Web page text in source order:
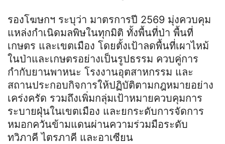
รองโฆษกฯ ระบุว่า มาตรการปี 2569 มุ่งควบคุม
แหล่งกำเนิดมลพิษในทุกมิติ ทั้งพื้นที่ป่า พื้นที่
เกษตร และเขตเมือง โดยตั้งเป้าลดพื้นที่เผาไหม้
ในป่าและเกษตรอย่างเป็นรูปธรรม ควบคู่การ
กำกับยานพาหนะ โรงงานอุตสาหกรรม และ
สถานประกอบกิจการให้ปฏิบัติตามกฎหมายอย่าง
เคร่งครัด รวมถึงเพิ่มกลุ่มเป้าหมายควบคุมการ
ระบายฝุ่นในเขตเมือง และยกระดับการจัดการ
หมอกควันข้ามแดนผ่านความร่วมมือระดับ
ทวิภาคี ไตรภาคี และอาเซียน